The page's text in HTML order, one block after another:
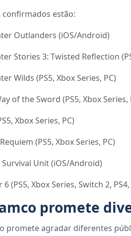
estão:
Outlanders (iOS/Android)
Stories 3: Twisted Reflection
Wilds (PS5, Xbox Series, PC)
of the Sword (PS5, Xbox Series,
Xbox Series, PC)
(PS5, Xbox Series, PC)
Survival Unit (iOS/Android)
(PS5, Xbox Series, Switch 2, PS4,
promete
promete agradar diferentes